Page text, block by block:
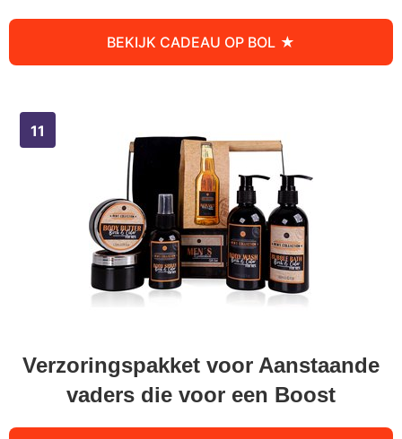
BEKIJK CADEAU OP BOL
Verzoringspakket voor Aanstaande
vaders die voor een Boost